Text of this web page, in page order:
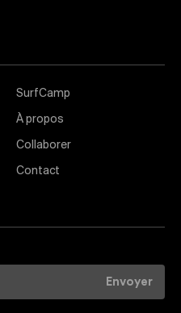
SurfCamp
À propos
Collaborer
Contact